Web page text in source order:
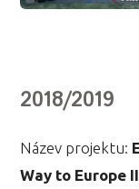
2018/2019
Název projektu:
Way to Europe